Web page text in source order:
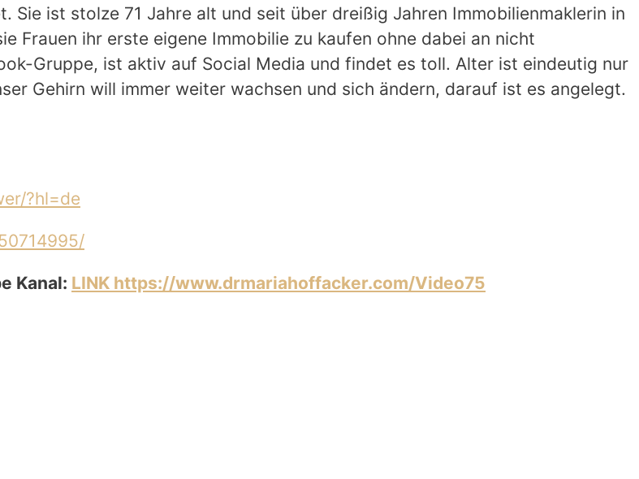
Sie ist stolze 71 Jahre alt und seit über dreißig Jahren Immobilienmaklerin in
Frauen ihr erste eigene Immobilie zu kaufen ohne dabei an nicht
Gruppe, ist aktiv auf Social Media und findet es toll. Alter ist eindeutig nur
Gehirn will immer weiter wachsen und sich ändern, darauf ist es angelegt.
?hl=de
Kanal: LINK https://www.drmariahoffacker.com/Video75